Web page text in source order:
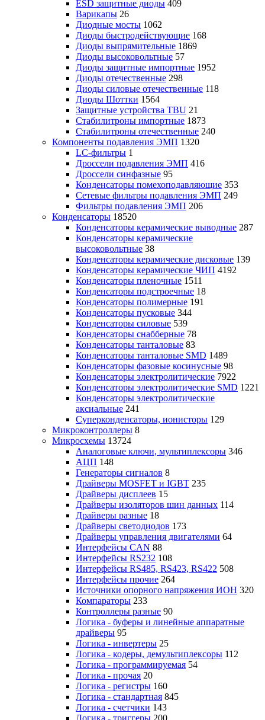
ESD защитные диоды 409
Варикапы 26
Диодные мосты 1062
Диоды быстродействующие 168
Диоды выпрямительные 1869
Диоды высоковольтные 57
Диоды защитные импортные 1952
Диоды отечественные 298
Диоды силовые отечественные 118
Диоды Шоттки 1564
Защитные устройства TBU 21
Стабилитроны импортные 1873
Стабилитроны отечественные 240
Компоненты подавления ЭМП 1320
LC-фильтры 1
Дроссели подавления ЭМП 416
Дроссели синфазные 95
Конденсаторы помехоподавляющие 353
Сетевые фильтры подавления ЭМП 249
Фильтры подавления ЭМП 206
Конденсаторы 18520
Конденсаторы керамические выводные 287
Конденсаторы керамические
высоковольтные 38
Конденсаторы керамические дисковые 139
Конденсаторы керамические ЧИП 4192
Конденсаторы пленочные 1511
Конденсаторы подстроечные 18
Конденсаторы полимерные 191
Конденсаторы пусковые 344
Конденсаторы силовые 539
Конденсаторы снабберные 78
Конденсаторы танталовые 83
Конденсаторы танталовые SMD 1489
Конденсаторы фазовые косинусные 98
Конденсаторы электролитические 7922
Конденсаторы электролитические SMD 1221
Конденсаторы электролитические
аксиальные 241
Суперконденсаторы, ионисторы 129
Микроконтроллеры 8
Микросхемы 13724
Аналоговые ключи, мультиплексоры 346
АЦП 148
Генераторы сигналов 8
Драйверы MOSFET и IGBT 235
Драйверы дисплеев 15
Драйверы изоляторов шин данных 114
Драйверы разные 18
Драйверы светодиодов 173
Драйверы управления двигателями 64
Интерфейсы CAN 88
Интерфейсы RS232 108
Интерфейсы RS485, RS423, RS422 508
Интерфейсы прочие 264
Источники опорного напряжения ИОН 320
Компараторы 233
Контроллеры разные 90
Логика - буферы и линейные аппаратные
драйверы 95
Логика - инвертеры 25
Логика - кодеры, демультиплексоры 112
Логика - программируемая 54
Логика - прочая 20
Логика - регистры 160
Логика - стандартная 845
Логика - счетчики 143
Логика - триггеры 200